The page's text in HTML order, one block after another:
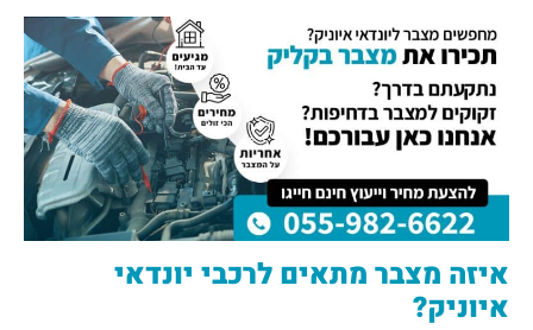
איזה מצבר מתאים לרכבי יונדאי
איוניק?